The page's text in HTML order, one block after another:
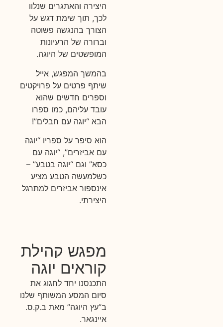
היצירה והאתגרים שנלוו
לכך, תוך שימת דגש על
הצורך בהנגשה פשוטה
וברורה של הרעיונות
המופשטים של היוגה.
בהמשך המפגש, אייל
שיתף פרטים על פרויקטים
וספרים חדשים שהוא
עובד עליהם, כמו ספרו
הבא “יוגה עם חבלים”!
הוא סיפר על ספריו “יוגה
עם אביזרים”, “יוגה עם
כסא” וגם “יוגה בטבע” –
כשלמעשה הטבע מציע
אינספור אביזרים למתרגל
היצירתי.
מפגש קהילת
קוראים יוגה
התכנסנו יחד לחגוג את
סיום המסע המשותף שלנו
ב”עץ היוגה” מאת ב.ק.ס.
איינגאר.